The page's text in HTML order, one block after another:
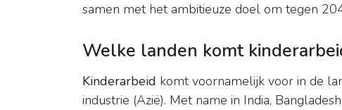
samen met het ambitieuze doel om tegen
Welke landen komt
Kinderarbeid komt voornamelijk voor in de
industrie (Azië). Met name in India,